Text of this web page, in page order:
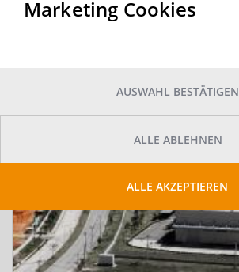
Marketing Cookies
AUSWAHL BESTÄTIGEN
ALLE ABLEHNEN
ALLE AKZEPTIEREN